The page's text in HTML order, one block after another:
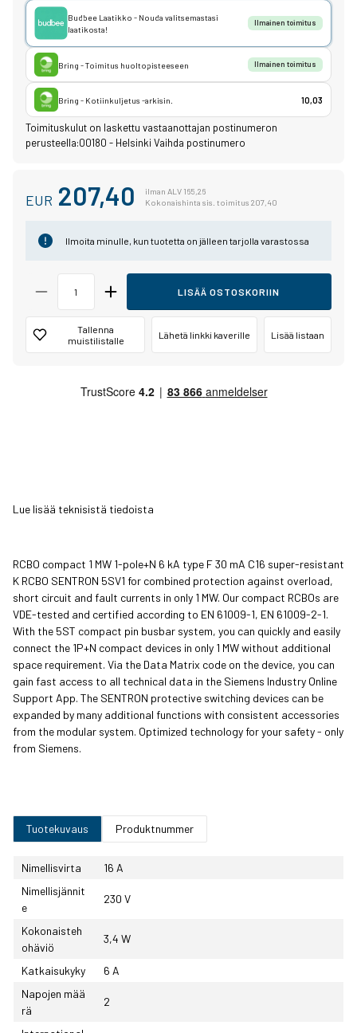
Budbee Laatikko - Nouda valitsemastasi
laatikosta!
Ilmainen toimitus
Bring - Toimitus huoltopisteeseen Ilmainen toimitus
Bring - Kotiinkuljetus -arkisin. 10,03
Toimituskulut on laskettu vastaanottajan postinumeron
perusteella:00180 - Helsinki Vaihda postinumero
EUR 207,40
ilman ALV 165,26
Kokonaishinta sis. toimitus 207,40
Ilmoita minulle, kun tuotetta on jälleen tarjolla varastossa
LISÄÄ OSTOSKORIIN
Tallenna
muistilistalle
Lähetä linkki kaverille Lisää listaan
Lue lisää teknisistä tiedoista
RCBO compact 1 MW 1-pole+N 6 kA type F 30 mA C16 super-resistant
K RCBO SENTRON 5SV1 for combined protection against overload,
short circuit and fault currents in only 1 MW. Our compact RCBOs are
VDE-tested and certified according to EN 61009-1, EN 61009-2-1.
With the 5ST compact pin busbar system, you can quickly and easily
connect the 1P+N compact devices in only 1 MW without additional
space requirement. Via the Data Matrix code on the device, you can
gain fast access to all technical data in the Siemens Industry Online
Support App. The SENTRON protective switching devices can be
expanded by many additional functions with consistent accessories
from the modular system. Optimized technology for your safety - only
from Siemens.
Tuotekuvaus Produktnummer
Nimellisvirta
16 A
Nimellisjännit
e
230 V
Kokonaisteh
ohäviö
3,4 W
Katkaisukyky
6 A
Napojen mää
rä
2